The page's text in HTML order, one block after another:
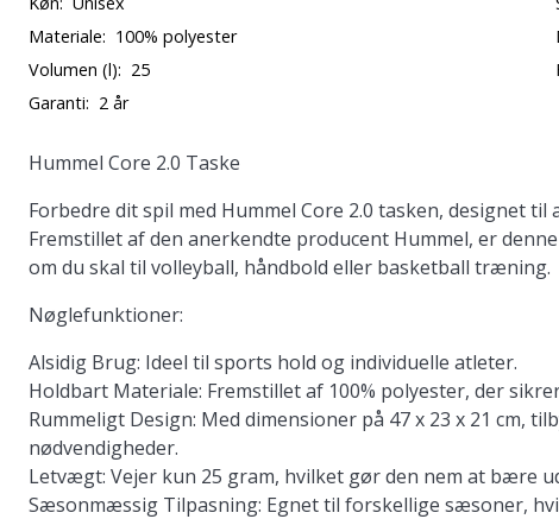
Materiale: 100% polyester
Volumen (l): 25
Garanti: 2 år
Hummel Core 2.0 Taske
Forbedre dit spil med Hummel Core 2.0 tasken, designet
Fremstillet af den anerkendte producent Hummel, er
om du skal til volleyball, håndbold eller basketball træning.
Nøglefunktioner:
Alsidig Brug: Ideel til sports hold og individuelle atleter.
Holdbart Materiale: Fremstillet af 100% polyester, der
Rummeligt Design: Med dimensioner på 47 x 23 x 21 cm,
nødvendigheder.
Letvægt: Vejer kun 25 gram, hvilket gør den nem at bære
Sæsonmæssig Tilpasning: Egnet til forskellige sæsoner,